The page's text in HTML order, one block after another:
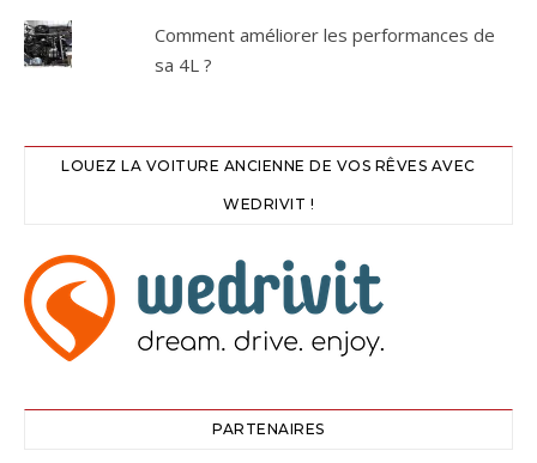
Comment améliorer les performances de
sa 4L ?
LOUEZ LA VOITURE ANCIENNE DE VOS RÊVES AVEC
WEDRIVIT !
PARTENAIRES